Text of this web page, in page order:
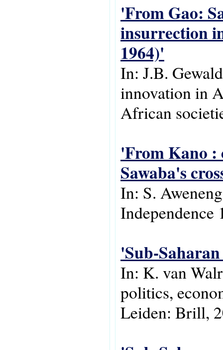
'From Gao:
insurrection
1964)'
In: J.B.
innovation in
African
'From Kano :
Sawaba's
In: S.
Independence
'Sub-
In: K. van
politics,
Leiden: Brill,